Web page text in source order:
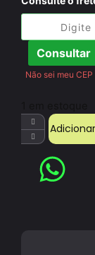
Consultar
Não sei meu CEP